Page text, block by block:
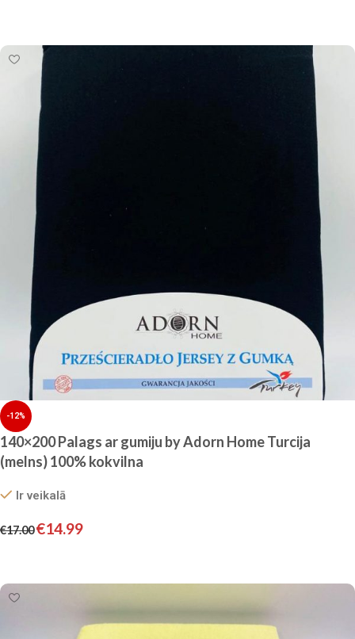
-12%
140×200 Palags ar gumiju by Adorn Home Turcija
(melns) 100% kokvilna
Ir veikalā
€17.00€14.99